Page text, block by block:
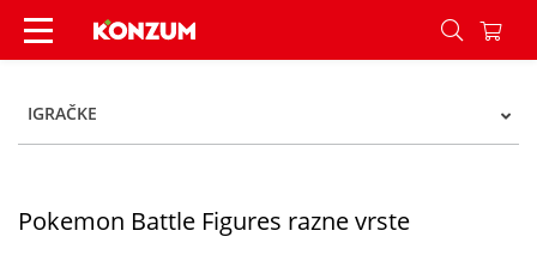
Pokemon Battle Figures razne vrste - Konzum
IGRAČKE
Pokemon Battle Figures razne vrste